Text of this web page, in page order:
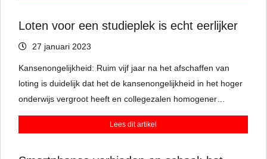
Loten voor een studieplek is echt eerlijker
27 januari 2023
Kansenongelijkheid: Ruim vijf jaar na het afschaffen van
loting is duidelijk dat het de kansenongelijkheid in het hoger
onderwijs vergroot heeft en collegezalen homogener
maakte.
Lees dit artikel